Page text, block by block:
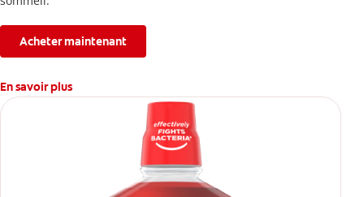
Acheter maintenant
En savoir plus